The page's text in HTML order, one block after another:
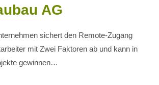
AG
sichert den Remote-Zugang
mit Zwei Faktoren ab und kann in
gewinnen…